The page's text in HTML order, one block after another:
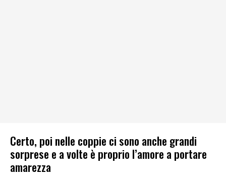
Certo, poi nelle coppie ci sono anche grandi
sorprese e a volte è proprio l’amore a portare
amarezza